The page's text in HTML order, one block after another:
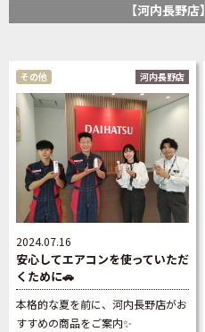
【河内長野店】
その他 河内長野店
2024.07.16
安心してエアコンを使っていただ
くために🚗
本格的な夏を前に、河内長野店がお
すすめの商品をご案内✨